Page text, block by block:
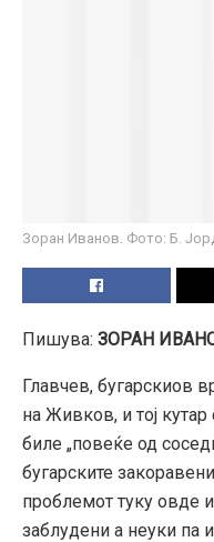
Зоран Иванов. Фото: Б.
Пишува: ЗОРАН
Главчев, бугарскиов
на Живков, и тој
биле „повеќе од
бугарските
проблемот туку овде
заблудени а неуки па